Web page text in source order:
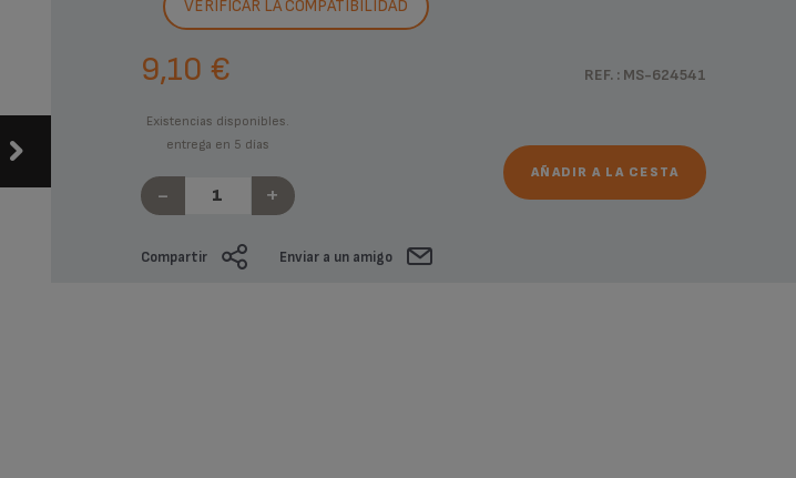
VERIFICAR LA COMPATIBILIDAD
REF. : MS-624541
9,10 €
Existencias disponibles.
entrega en 5 días
- +
AÑADIR A LA CESTA
Compartir Enviar a un amigo